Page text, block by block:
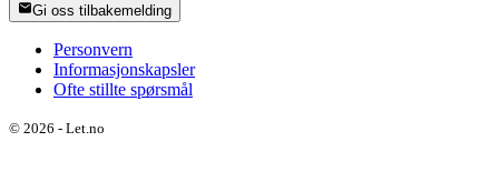
Gi oss tilbakemelding
Personvern
Informasjonskapsler
Ofte stillte spørsmål
© 2026 - Let.no